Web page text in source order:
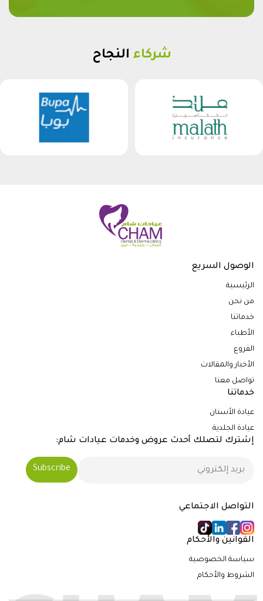
شركاء النجاح
الوصول السريع
الرئيسية
من نحن
خدماتنا
الأطباء
الفروع
الأخبار والمقالات
تواصل معنا
خدماتنا
عيادة الأسنان
عيادة الجلدية
إشترك لتصلك أحدث عروض وخدمات عيادات شام:
التواصل الاجتماعي
القوانين والأحكام
سياسة الخصوصية
الشروط والأحكام